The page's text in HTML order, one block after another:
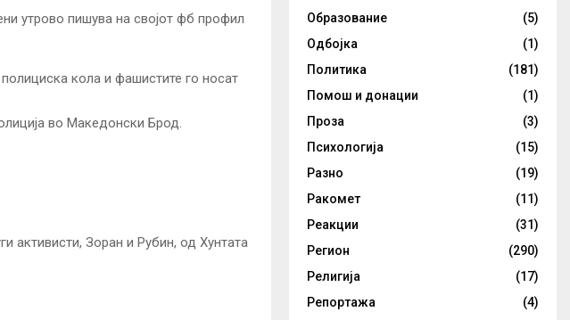
утрово пишува на својот фб профил
кола и фашистите го носат
во Македонски Брод.
активисти, Зоран и Рубин, од Хунтата
Образование
(5)
Одбојка
(1)
Политика
(181)
Помош и донации
(1)
Проза
(3)
Психологија
(15)
Разно
(19)
Ракомет
(11)
Реакции
(31)
Регион
(290)
Религија
(17)
Репортажа
(4)